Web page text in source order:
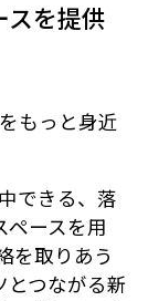
スを提供
もっと身近
できる、落
ペースを用
を取りあう
とつながる新